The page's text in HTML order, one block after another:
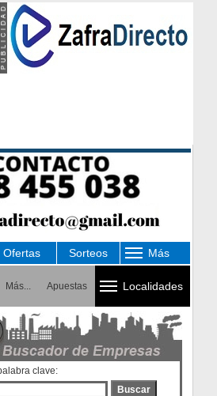
Ofertas Sorteos Más
Más... Apuestas Localidades
clave:
Buscar